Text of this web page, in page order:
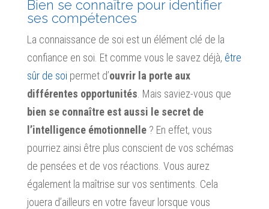
Bien se connaître pour identifier
ses compétences
La connaissance de soi est un élément clé de la
confiance en soi. Et comme vous le savez déjà, être
sûr de soi permet d’ouvrir la porte aux
différentes opportunités . Mais saviez-vous que
bien se connaître est aussi le secret de
l’intelligence émotionnelle? En effet, vous
pourriez ainsi être plus conscient de vos schémas
de pensées et de vos réactions. Vous aurez
également la maîtrise sur vos sentiments. Cela
jouera d’ailleurs en votre faveur lorsque vous